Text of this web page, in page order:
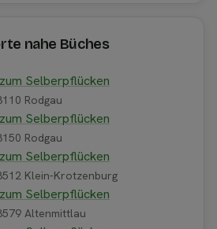
nahe Büches
Selberpflücken
Rodgau
Selberpflücken
Rodgau
Selberpflücken
Klein-Krotzenburg
Selberpflücken
Altenmittlau